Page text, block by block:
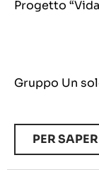
Progetto
Gruppo Un
PER